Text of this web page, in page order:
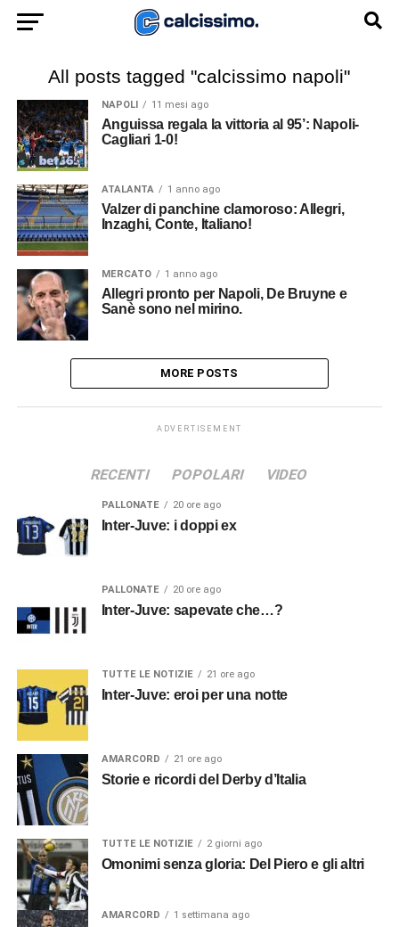
All posts tagged "calcissimo napoli"
NAPOLI 11 mesi ago
Anguissa regala la vittoria al 95’: Napoli-
Cagliari 1-0!
ATALANTA 1 anno ago
Valzer di panchine clamoroso: Allegri,
Inzaghi, Conte, Italiano!
MERCATO 1 anno ago
Allegri pronto per Napoli, De Bruyne e
Sanè sono nel mirino.
MORE POSTS
ADVERTISEMENT
RECENTI POPOLARI VIDEO
PALLONATE 20 ore ago
Inter-Juve: i doppi ex
PALLONATE 20 ore ago
Inter-Juve: sapevate che…?
TUTTE LE NOTIZIE 21 ore ago
Inter-Juve: eroi per una notte
AMARCORD 21 ore ago
Storie e ricordi del Derby d’Italia
TUTTE LE NOTIZIE 2 giorni ago
Omonimi senza gloria: Del Piero e gli altri
AMARCORD 1 settimana ago